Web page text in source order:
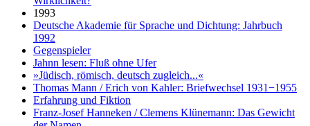
1993
Deutsche Akademie für Sprache und Dichtung: Jahrbuch
1992
Gegenspieler
Jahnn lesen: Fluß ohne Ufer
»Jüdisch, römisch, deutsch zugleich...«
Thomas Mann / Erich von Kahler: Briefwechsel 1931−1955
Erfahrung und Fiktion
Franz-Josef Hanneken / Clemens Klünemann: Das Gewicht